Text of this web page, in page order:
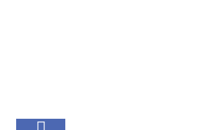
leer.